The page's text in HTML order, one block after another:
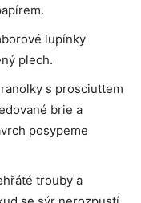
lupínky
plech.
s prosciuttem
brie a
posypeme
trouby a